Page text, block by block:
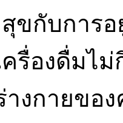
ขกับการ
รื่องดื่มไ
างกายขอ